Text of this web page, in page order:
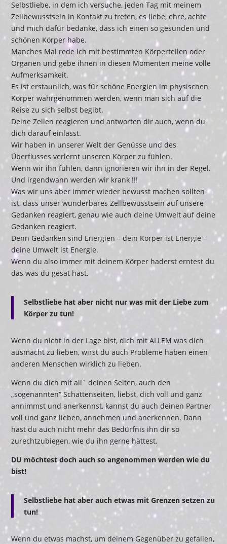
Selbstliebe, in dem ich versuche, jeden Tag mit meinem
Zellbewusstsein in Kontakt zu treten, es liebe, ehre, achte
und mich dafür bedanke, dass ich einen so gesunden und
schönen Körper habe.
Manches Mal rede ich mit bestimmten Körperteilen oder
Organen und gebe ihnen in diesen Momenten meine volle
Aufmerksamkeit.
Es ist erstaunlich, was für schöne Energien im physischen
Körper wahrgenommen werden, wenn man sich auf die
Reise zu sich selbst begibt.
Deine Zellen reagieren und antworten dir auch, wenn du
dich darauf einlässt.
Wir haben in unserer Welt der Genüsse und des
Überflusses verlernt unseren Körper zu fühlen.
Wenn wir ihn fühlen, dann ignorieren wir ihn in der Regel.
Und irgendwann werden wir krank !!!
Was wir uns aber immer wieder bewusst machen sollten
ist, dass unser wunderbares Zellbewusstsein auf unsere
Gedanken reagiert, genau wie auch deine Umwelt auf deine
Gedanken reagiert.
Denn Gedanken sind Energien – dein Körper ist Energie –
deine Umwelt ist Energie.
Wenn du also immer mit deinem Körper haderst erntest du
das was du gesät hast.
Selbstliebe hat aber nicht nur was mit der Liebe zum
Körper zu tun!
Wenn du nicht in der Lage bist, dich mit ALLEM was dich
ausmacht zu lieben, wirst du auch Probleme haben einen
anderen Menschen wirklich zu lieben.
Wenn du dich mit all` deinen Seiten, auch den
„sogenannten“ Schattenseiten, liebst, dich voll und ganz
annimmst und anerkennst, kannst du auch deinen Partner
voll und ganz lieben, annehmen und anerkennen. Dann
hast du auch nicht mehr das Bedürfnis ihn dir so
zurechtzubiegen, wie du ihn gerne hättest.
DU möchtest doch auch so angenommen werden wie du
bist!
Selbstliebe hat aber auch etwas mit Grenzen setzen zu
tun!
Wenn du etwas machst, um deinem Gegenüber zu gefallen,